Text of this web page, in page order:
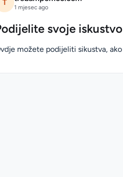
T
1 mjesec ago
svoje iskustvo
možete podijeliti sikustva,